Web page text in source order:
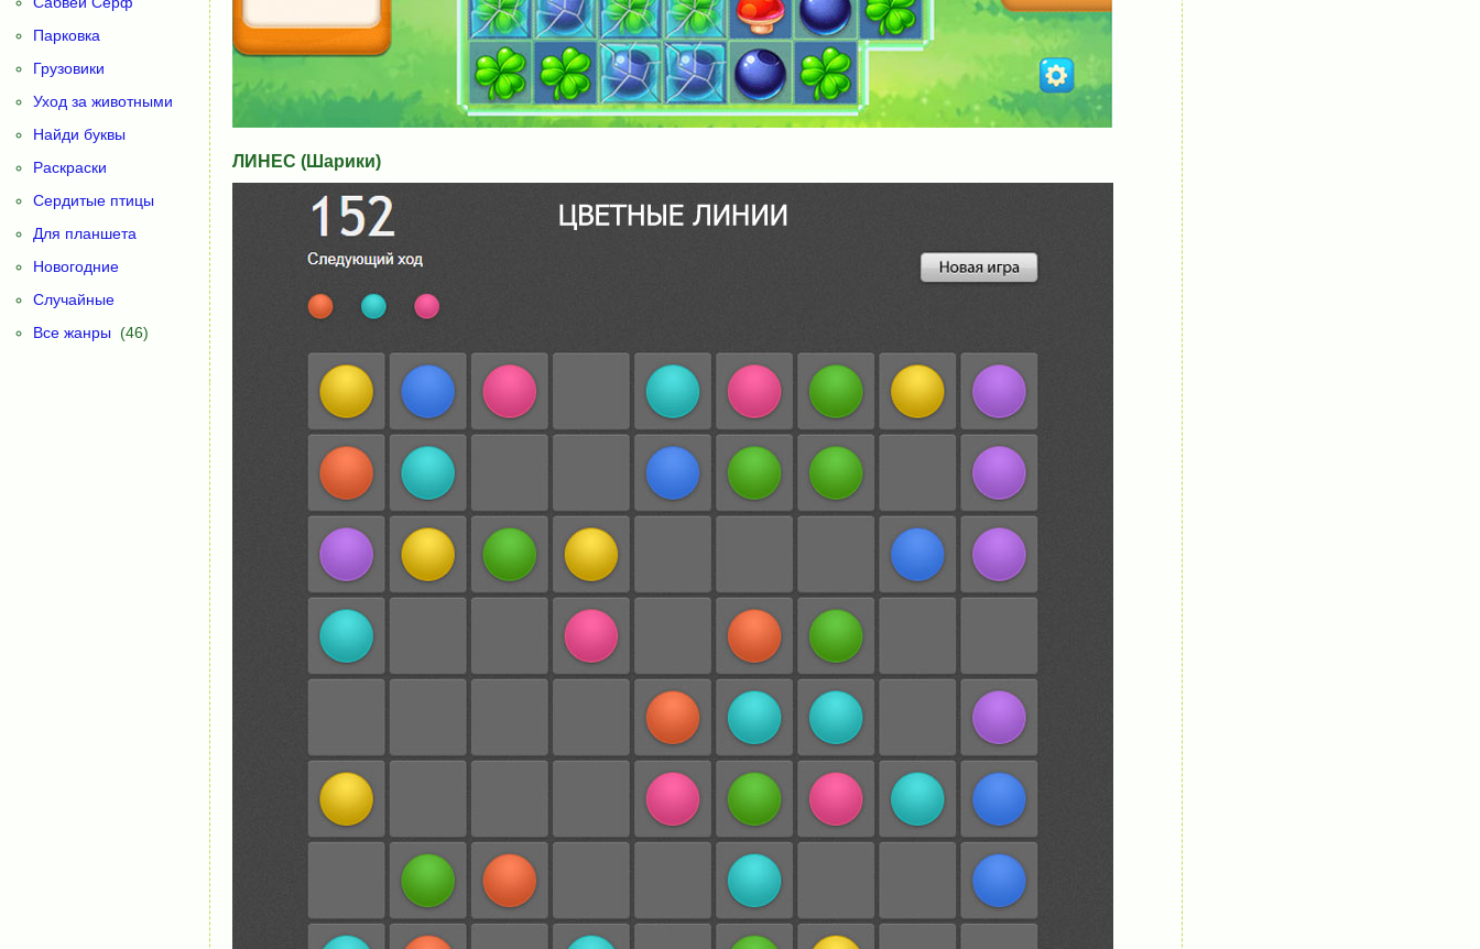
ЛИНЕС (Шарики)
Парковка
Грузовики
Уход за животными
Найди буквы
Раскраски
Сердитые птицы
Для планшета
Новогодние
Случайные
Все жанры (46)